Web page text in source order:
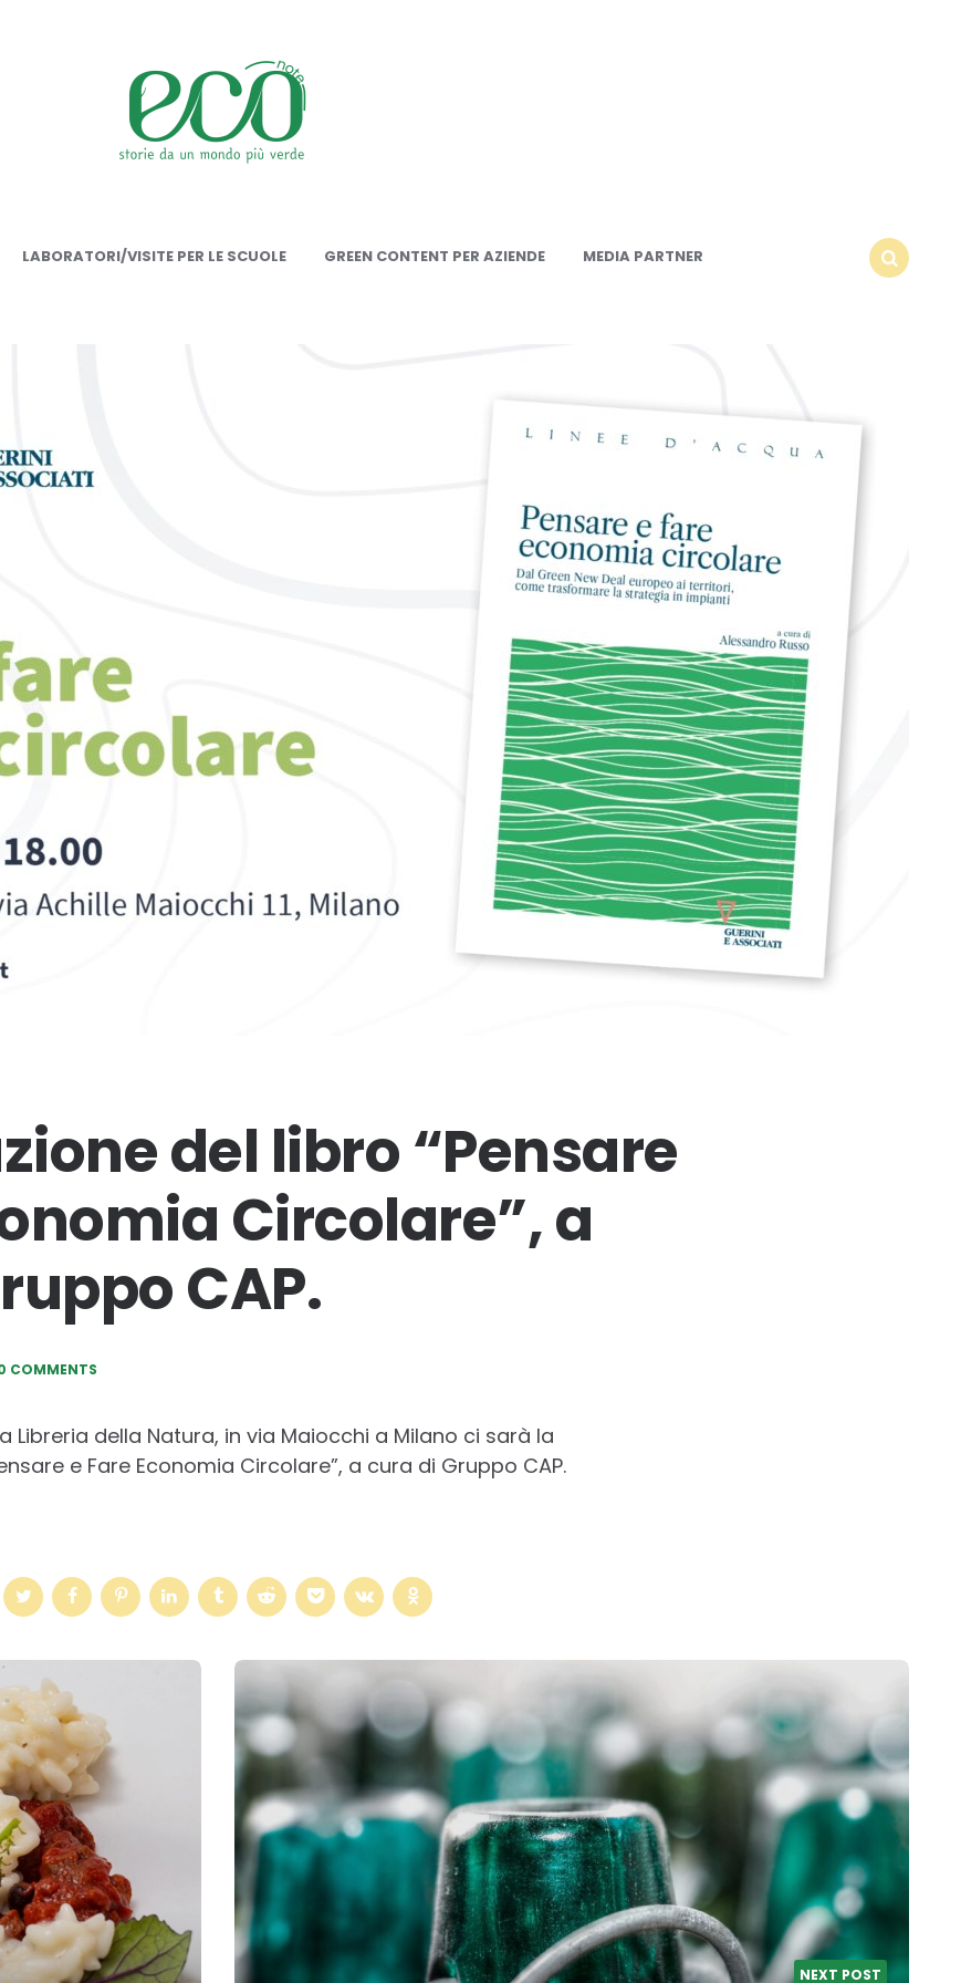
LABORATORI/VISITE PER LE SCUOLE GREEN CONTENT PER AZIENDE
MEDIA PARTNER
del libro “Pensare
Circolare”, a
CAP.
COMMENTS
Libreria della Natura, in via Maiocchi a Milano ci sarà la
e Fare Economia Circolare”, a cura di Gruppo CAP.
NEXT POST